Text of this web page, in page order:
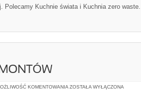
Polecamy Kuchnie świata i Kuchnia zero waste.
KOMENTOWANIA KOSZTY
ZOSTAŁA WYŁĄCZONA